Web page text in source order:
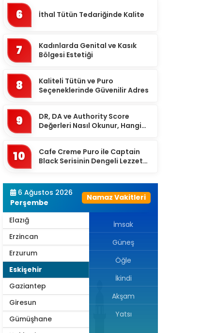
6 İthal Tütün Tedariğinde Kalite
7
Kadınlarda Genital ve Kasık
Bölgesi Estetiği
8
Kaliteli Tütün ve Puro
Seçeneklerinde Güvenilir Adres
9
DR, DA ve Authority Score
Değerleri Nasıl Okunur, Hangi
10
Cafe Creme Puro ile Captain
Black Serisinin Dengeli Lezzet
6 Ağustos 2026
Perşembe
Namaz Vakitleri
Bilecik
Bingöl
Bitlis
Bolu
Burdur
Bursa
Çankırı
Denizli
Diyarbakır
Düzce
Edirne
Elazığ
Erzincan
Erzurum
Eskişehir
Gaziantep
Giresun
Gümüşhane
İmsak
Güneş
Öğle
İkindi
Akşam
Yatsı